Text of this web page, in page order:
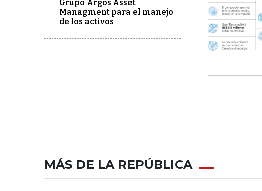
Grupo Argos Asset
Managment para el manejo
de los activos
MÁS DE LA REPÚBLICA